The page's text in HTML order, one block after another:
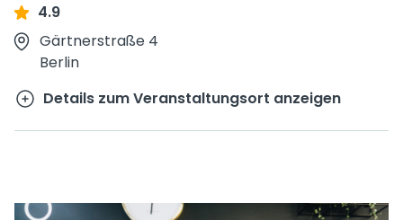
4.9
Gärtnerstraße 4
Berlin
Details zum Veranstaltungsort anzeigen